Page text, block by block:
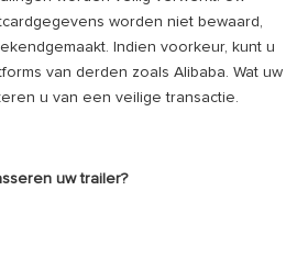
worden niet bewaard,
Indien voorkeur, kunt u
van derden zoals Alibaba. Wat uw
u van een veilige transactie.
uw trailer?